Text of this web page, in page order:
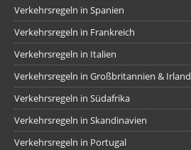
Verkehrsregeln in Spanien
Verkehrsregeln in Frankreich
Verkehrsregeln in Italien
Verkehrsregeln in Großbritannien & Irland
Verkehrsregeln in Südafrika
Verkehrsregeln in Skandinavien
Verkehrsregeln in Portugal